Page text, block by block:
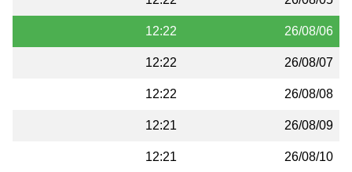
26/08/06
12:22
26/08/07
12:22
26/08/08
12:22
26/08/09
12:21
26/08/10
12:21